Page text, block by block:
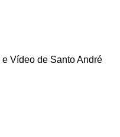
Vídeo de Santo André